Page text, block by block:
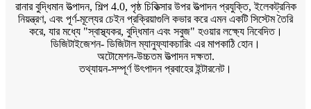
রানার বুদ্ধিমান উত্পাদন, শিল্প 4.0, পৃষ্ঠ চিকিত্সার উপর উত্পাদন প্রযুক্তি, ইলেকট্রনিক
নিয়ন্ত্রণ, এবং পূর্ণ-মূল্যের চেইন প্রক্রিয়াগুলি কভার করে এমন একটি সিস্টেম তৈরি
করে, যার মধ্যে "স্বাস্থ্যকর, বুদ্ধিমান এবং সবুজ" হওয়ার লক্ষ্যে নিবেদিত।
ডিজিটাইজেশন- ডিজিটাল ম্যানুফ্যাকচারিং এর মাপকাঠি হোন।
অটোমেশন-উচ্চতম উত্পাদন দক্ষতা.
তথ্যায়ন-সম্পূর্ণ উৎপাদন প্রবাহের ইন্টারনেট।